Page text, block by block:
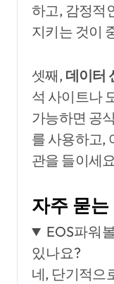
하고, 감정적
지키는 것이
셋째, 데이터
석 사이트나
가능하면 공
를 사용하고,
관을 들이세
자주 묻
EOS파워
있나요?
네, 단기적으로는 변동성이 크지만 장기적